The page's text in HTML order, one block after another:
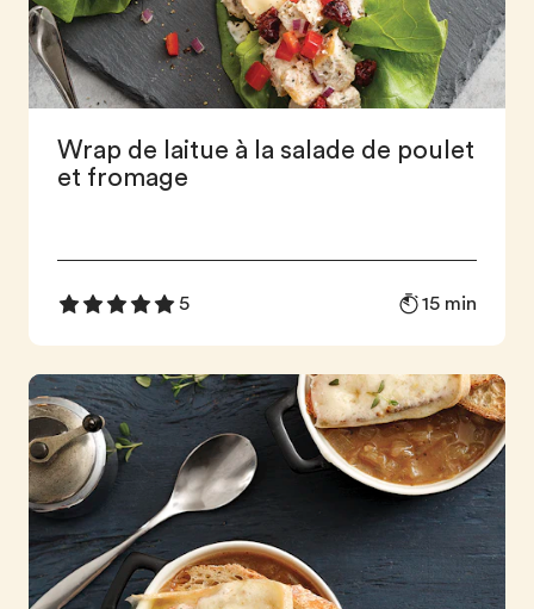
Wrap de laitue à la salade de poulet
et fromage
5 15 min